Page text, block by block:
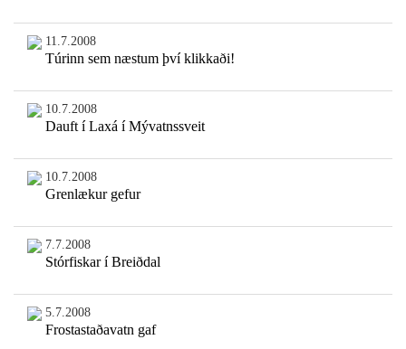
11.7.2008
Túrinn sem næstum því klikkaði!
10.7.2008
Dauft í Laxá í Mývatnssveit
10.7.2008
Grenlækur gefur
7.7.2008
Stórfiskar í Breiðdal
5.7.2008
Frostastaðavatn gaf